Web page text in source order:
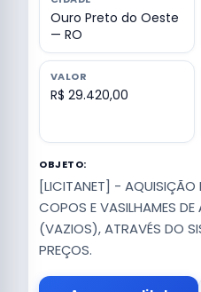
Ouro Preto do Oeste
— RO
VALOR
R$ 29.420,00
OBJETO:
[LICITANET] - AQUISIÇÃO
COPOS E VASILHAMES
(VAZIOS), ATRAVÉS DO
PREÇOS.